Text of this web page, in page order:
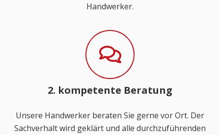
Handwerker.
2. kompetente Beratung
Unsere Handwerker beraten Sie gerne vor Ort. Der
Sachverhalt wird geklärt und alle durchzuführenden